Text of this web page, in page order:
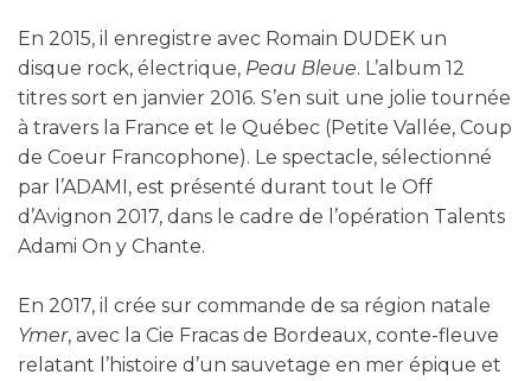
En 2015, il enregistre avec Romain DUDEK un
disque rock, électrique, Peau Bleue. L’album 12
titres sort en janvier 2016. S’en suit une jolie tournée
à travers la France et le Québec (Petite Vallée, Coup
de Coeur Francophone). Le spectacle, sélectionné
par l’ADAMI, est présenté durant tout le Off
d’Avignon 2017, dans le cadre de l’opération Talents
Adami On y Chante.
En 2017, il crée sur commande de sa région natale
Ymer, avec la Cie Fracas de Bordeaux, conte-fleuve
relatant l’histoire d’un sauvetage en mer épique et